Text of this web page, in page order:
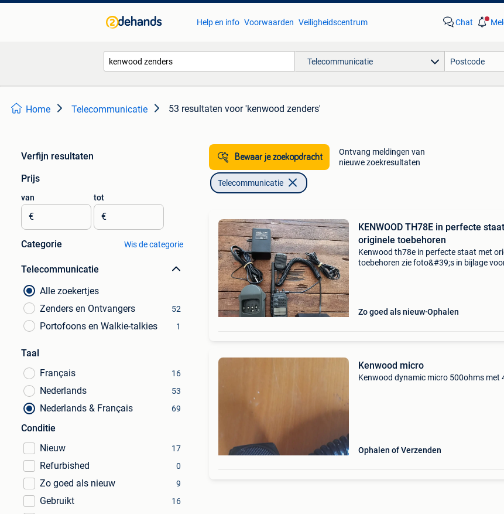
Help en info Voorwaarden Veiligheidscentrum Chat
Telecommunicatie
Home Telecommunicatie 53 resultaten voor 'kenwood zenders'
Verfijn resultaten
Prijs
van
€
tot
€
Categorie Wis de categorie
Telecommunicatie
Alle zoekertjes
Zenders en Ontvangers
52
Portofoons en Walkie-talkies 1
Taal
Français
16
Nederlands 53
Nederlands & Français 69
Conditie
Nieuw
17
Refurbished 0
Zo goed als nieuw 9
Gebruikt 16
Bewaar je zoekopdracht
Ontvang meldingen van
nieuwe zoekresultaten
Telecommunicatie
KENWOOD TH78E in perfecte
originele toebehoren
Kenwood th78e in perfecte staat met
toebehoren zie foto&#39;s in bijlage
Zo goed als nieuw Ophalen
Kenwood micro
Kenwood dynamic micro 500ohms met
Ophalen of Verzenden